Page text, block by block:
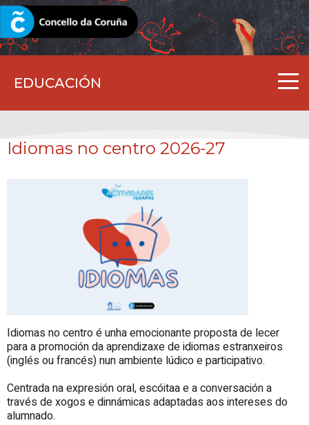
EDUCACIÓN
CORUNA.GAL
Idiomas no centro 2026-27
Idiomas no centro é unha emocionante proposta de lecer
para a promoción da aprendizaxe de idiomas estranxeiros
(inglés ou francés) nun ambiente lúdico e participativo.
Centrada na expresión oral, escóitaa e a conversación a
través de xogos e dinnámicas adaptadas aos intereses do
alumnado.